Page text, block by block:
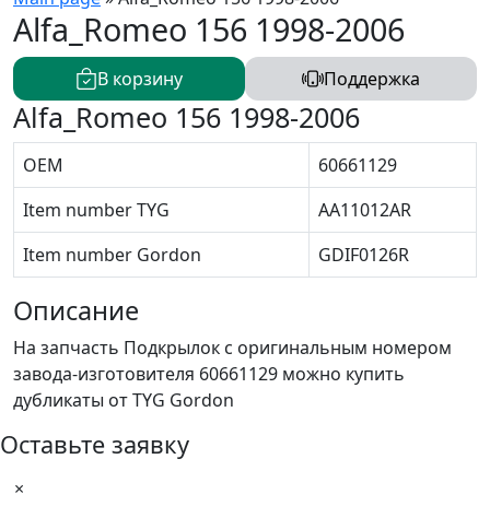
Alfa_Romeo 156 1998-2006
В корзину Поддержка
Alfa_Romeo 156 1998-2006
OEM
60661129
Item number TYG
AA11012AR
Item number Gordon
GDIF0126R
Описание
На запчасть Подкрылок с оригинальным номером
завода-изготовителя 60661129 можно купить
дубликаты от TYG Gordon
Оставьте заявку
×